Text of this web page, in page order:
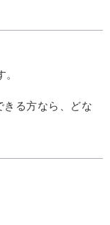
きる方なら、どな